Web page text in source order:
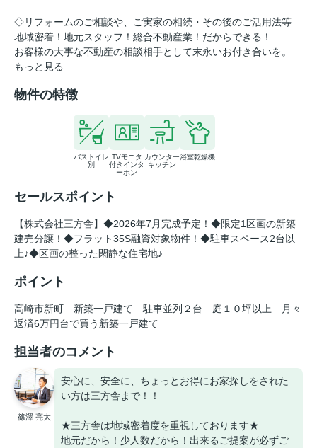
◇リフォームのご相談や、ご実家の相続・その後のご活用法等
地域密着！地元スタッフ！総合不動産業！だからできる！
お客様の大事な不動産の相談相手として末永いお付き合いを。
もっと見る
物件の特徴
バストイレ
別
TVモニタ
付きインタ
ーホン
カウンター
キッチン
浴室乾燥機
セールスポイント
【株式会社三方舎】◆2026年7月完成予定！◆限定1区画の新築
建売分譲！◆フラット35S融資対象物件！◆駐車スペース2台以
上♪◆区画の整った閑静な住宅地♪
ポイント
高崎市新町 新築一戸建て 駐車並列２台 庭１０坪以上
月々
返済6万円台で買う新築一戸建て
担当者のコメント
篠澤 亮太
安心に、安全に、ちょっとお得にお家探しをされた
い方は三方舎まで！！
★三方舎は地域密着度を重視しております★
地元だから！少人数だから！出来るご提案が必ずご